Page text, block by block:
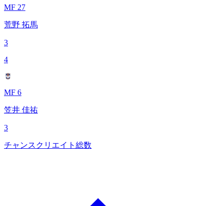
MF 27
荒野 拓馬
3
4
MF 6
笠井 佳祐
3
チャンスクリエイト総数